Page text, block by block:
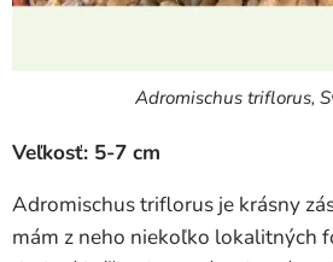
Adromischus triflorus,
Veľkosť: 5-7 cm
Adromischus triflorus je krásny
mám z neho niekoľko lokalitných